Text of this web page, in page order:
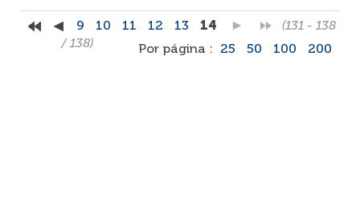
9 10 11 12 13 14
(131 - 138
/ 138)
Por página : 25 50 100 200